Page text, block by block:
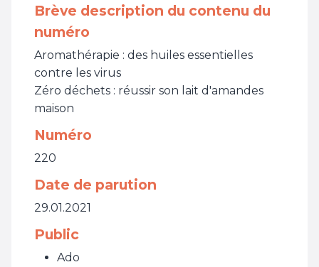
Brève description du contenu du
numéro
Aromathérapie : des huiles essentielles
contre les virus
Zéro déchets : réussir son lait d'amandes
maison
Numéro
220
Date de parution
29.01.2021
Public
Ado